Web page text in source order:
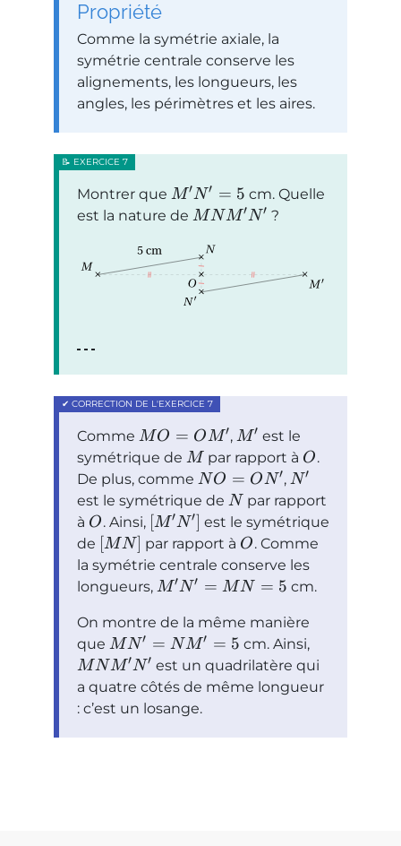
Propriété
Comme la symétrie axiale, la
symétrie centrale conserve les
alignements, les longueurs, les
angles, les périmètres et les aires.
Montrer que M′N′ = 5 cm. Quelle
est la nature de MNM′N′ ?
Comme MO = OM′,M′ est le
symétrique de M par rapport à O.
De plus, comme NO = ON′,N′
est le symétrique de N par rapport
à O. Ainsi, [M′N′] est le symétrique
de [MN] par rapport à O. Comme
la symétrie centrale conserve les
longueurs, M′N′ = MN = 5 cm.
On montre de la même manière
que MN′ = NM′ = 5 cm. Ainsi,
MNM′N′ est un quadrilatère qui
a quatre côtés de même longueur
: c’est un losange.